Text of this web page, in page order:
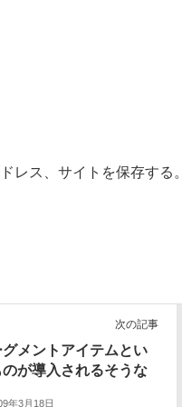
レス、サイトを保存する。
次の記事
グメントアイテムとい
のが導入されるそうな
年3月18日